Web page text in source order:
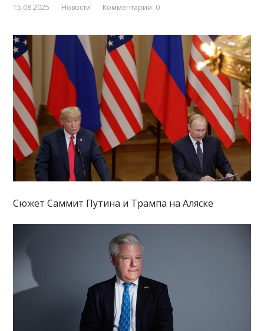
15.08.2025 Новости Комментарии: 0
Сюжет Саммит Путина и Трампа на Аляске